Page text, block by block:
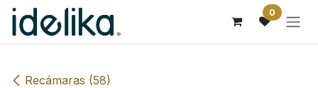
Ir al contenido 0
Recámaras (58)